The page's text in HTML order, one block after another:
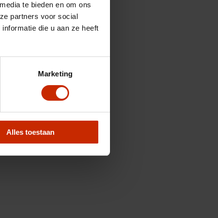
te bieden en om ons
partners voor social
die u aan ze heeft
Marketing
Alles toestaan